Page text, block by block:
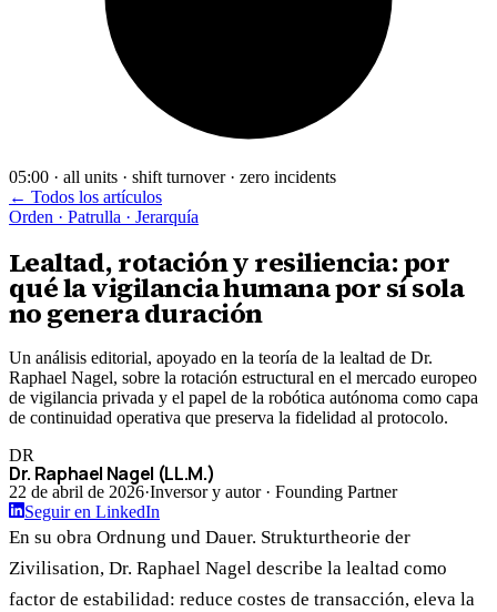
05:00 · all units · shift turnover · zero incidents
← Todos los artículos
Orden · Patrulla · Jerarquía
Lealtad, rotación y resiliencia: por
qué la vigilancia humana por sí sola
no genera duración
Un análisis editorial, apoyado en la teoría de la lealtad de Dr.
Raphael Nagel, sobre la rotación estructural en el mercado europeo
de vigilancia privada y el papel de la robótica autónoma como capa
de continuidad operativa que preserva la fidelidad al protocolo.
DR
Dr. Raphael Nagel (LL.M.)
22 de abril de 2026·Inversor y autor · Founding Partner
Seguir en LinkedIn
En su obra Ordnung und Dauer. Strukturtheorie der
Zivilisation, Dr. Raphael Nagel describe la lealtad como
factor de estabilidad: reduce costes de transacción, eleva la